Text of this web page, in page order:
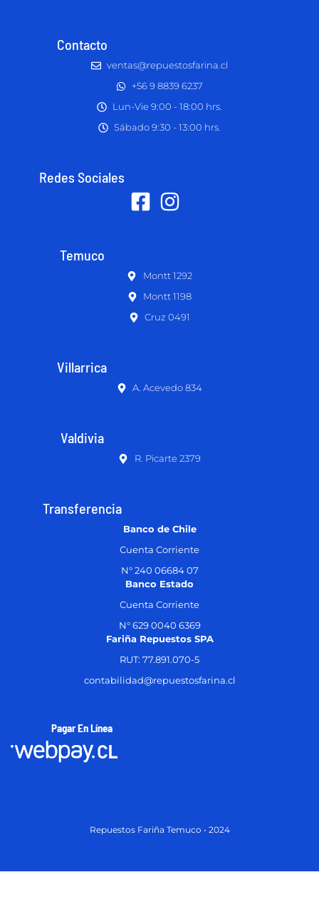
Contacto
ventas@repuestosfarina.cl
+56 9 8839 6237
Lun-Vie 9:00 - 18:00 hrs.
Sábado 9:30 - 13:00 hrs.
Redes Sociales
Temuco
Montt 1292
Montt 1198
Cruz 0491
Villarrica
A. Acevedo 834
Valdivia
R. Picarte 2379
Transferencia
Banco de Chile
Cuenta Corriente
N° 240 06684 07
Banco Estado
Cuenta Corriente
N° 629 0040 6369
Fariña Repuestos SPA
RUT: 77.891.070-5
contabilidad@repuestosfarina.cl
Pagar En Línea
Repuestos Fariña Temuco • 2024